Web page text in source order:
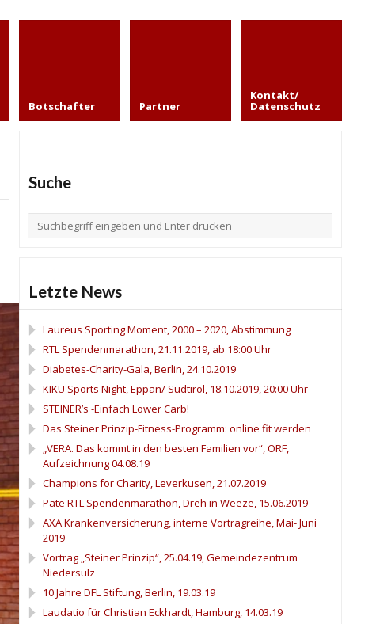
Botschafter Partner
Kontakt/
Datenschutz
Suche
Letzte News
Laureus Sporting Moment, 2000 – 2020, Abstimmung
RTL Spendenmarathon, 21.11.2019, ab 18:00 Uhr
Diabetes-Charity-Gala, Berlin, 24.10.2019
KIKU Sports Night, Eppan/ Südtirol, 18.10.2019, 20:00 Uhr
STEINER’s -Einfach Lower Carb!
Das Steiner Prinzip-Fitness-Programm: online fit werden
„VERA. Das kommt in den besten Familien vor“, ORF,
Aufzeichnung 04.08.19
Champions for Charity, Leverkusen, 21.07.2019
Pate RTL Spendenmarathon, Dreh in Weeze, 15.06.2019
AXA Krankenversicherung, interne Vortragreihe, Mai- Juni
2019
Vortrag „Steiner Prinzip“, 25.04.19, Gemeindezentrum
Niedersulz
10 Jahre DFL Stiftung, Berlin, 19.03.19
Laudatio für Christian Eckhardt, Hamburg, 14.03.19